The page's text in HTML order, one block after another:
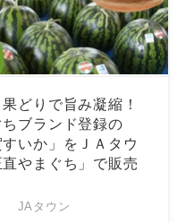
果どりで旨み凝縮！
ブランド登録の
すいか」をＪＡタウ
直やまぐち」で販売
JAタウン